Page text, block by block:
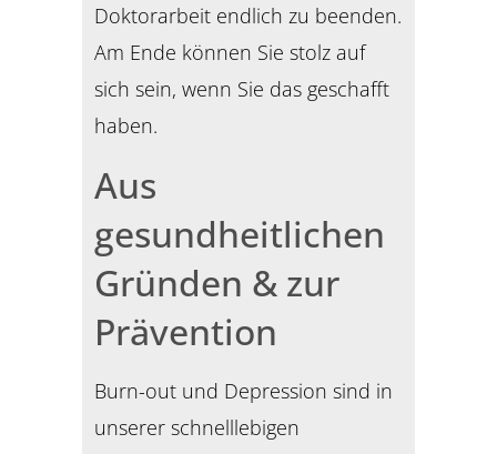
Doktorarbeit endlich zu beenden.
Am Ende können Sie stolz auf
sich sein, wenn Sie das geschafft
haben.
Aus
gesundheitlichen
Gründen & zur
Prävention
Burn-out und Depression sind in
unserer schnelllebigen